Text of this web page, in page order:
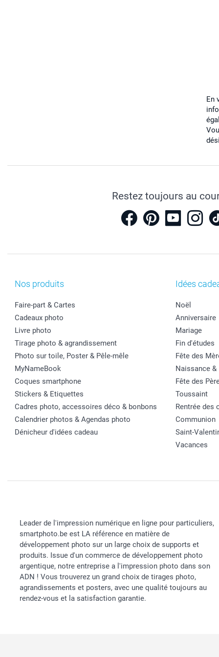
En
Restez toujours au
Nos produits
Faire-part & Cartes
Cadeaux photo
Livre photo
Tirage photo & agrandissement
Photo sur toile, Poster & Pêle-mêle
MyNameBook
Coques smartphone
Stickers & Etiquettes
Cadres photo, accessoires déco & bonbons
Calendrier photos & Agendas photo
Dénicheur d'idées cadeau
Idées
Noël
Anniversaire
Mariage
Fin d'études
Fête des
Naissance &
Fête des
Toussaint
Rentrée des
Communion
Saint-
Vacances
Leader de l'impression numérique en ligne pour particuliers,
smartphoto.be est LA référence en matière de
développement photo sur un large choix de supports et
produits. Issue d'un commerce de développement photo
argentique, notre entreprise a l'impression photo dans son
ADN ! Vous trouverez un grand choix de tirages photo,
agrandissements et posters, avec une qualité toujours au
rendez-vous et la satisfaction garantie.